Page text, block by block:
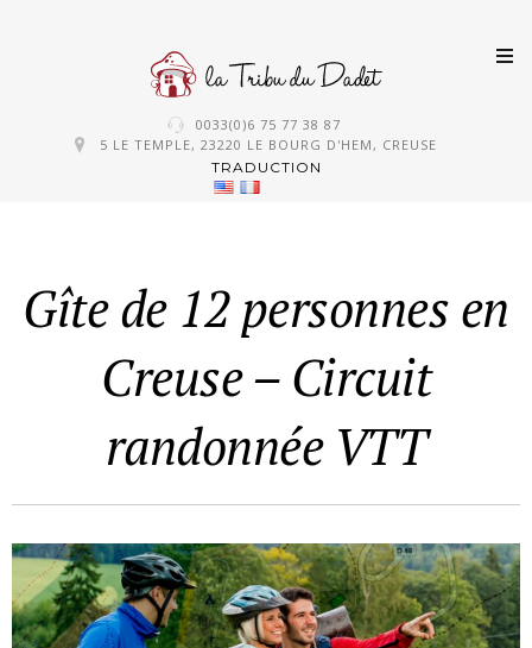
TRADUCTION
0033(0)6 75 77 38 87
5 LE TEMPLE, 23220 LE BOURG D'HEM, CREUSE
Gîte de 12 personnes en
Creuse – Circuit
randonnée VTT